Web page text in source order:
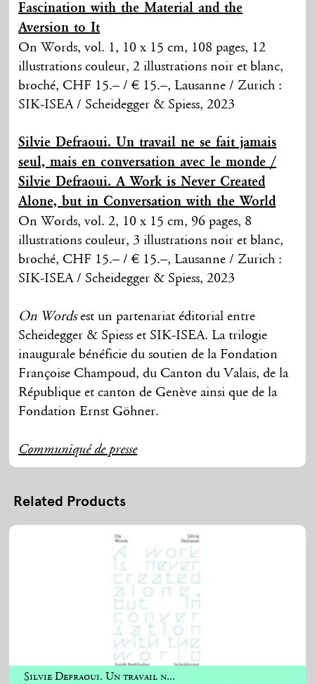
Fascination with the Material and the
Aversion to It
On Words, vol. 1, 10 x 15 cm, 108 pages, 12
illustrations couleur, 2 illustrations noir et blanc,
broché, CHF 15.– / € 15.–, Lausanne / Zurich :
SIK-ISEA / Scheidegger & Spiess, 2023
Silvie Defraoui. Un travail ne se fait jamais
seul, mais en conversation avec le monde /
Silvie Defraoui. A Work is Never Created
Alone, but in Conversation with the World
On Words, vol. 2, 10 x 15 cm, 96 pages, 8
illustrations couleur, 3 illustrations noir et blanc,
broché, CHF 15.– / € 15.–, Lausanne / Zurich :
SIK-ISEA / Scheidegger & Spiess, 2023
On Wordsest un partenariat éditorial entre
Scheidegger & Spiess et SIK-ISEA. La trilogie
inaugurale bénéficie du soutien de la Fondation
Françoise Champoud, du Canton du Valais, de la
République et canton de Genève ainsi que de la
Fondation Ernst Göhner.
Communiqué de presse
Related Products
Silvie Defraoui. Un travail n...